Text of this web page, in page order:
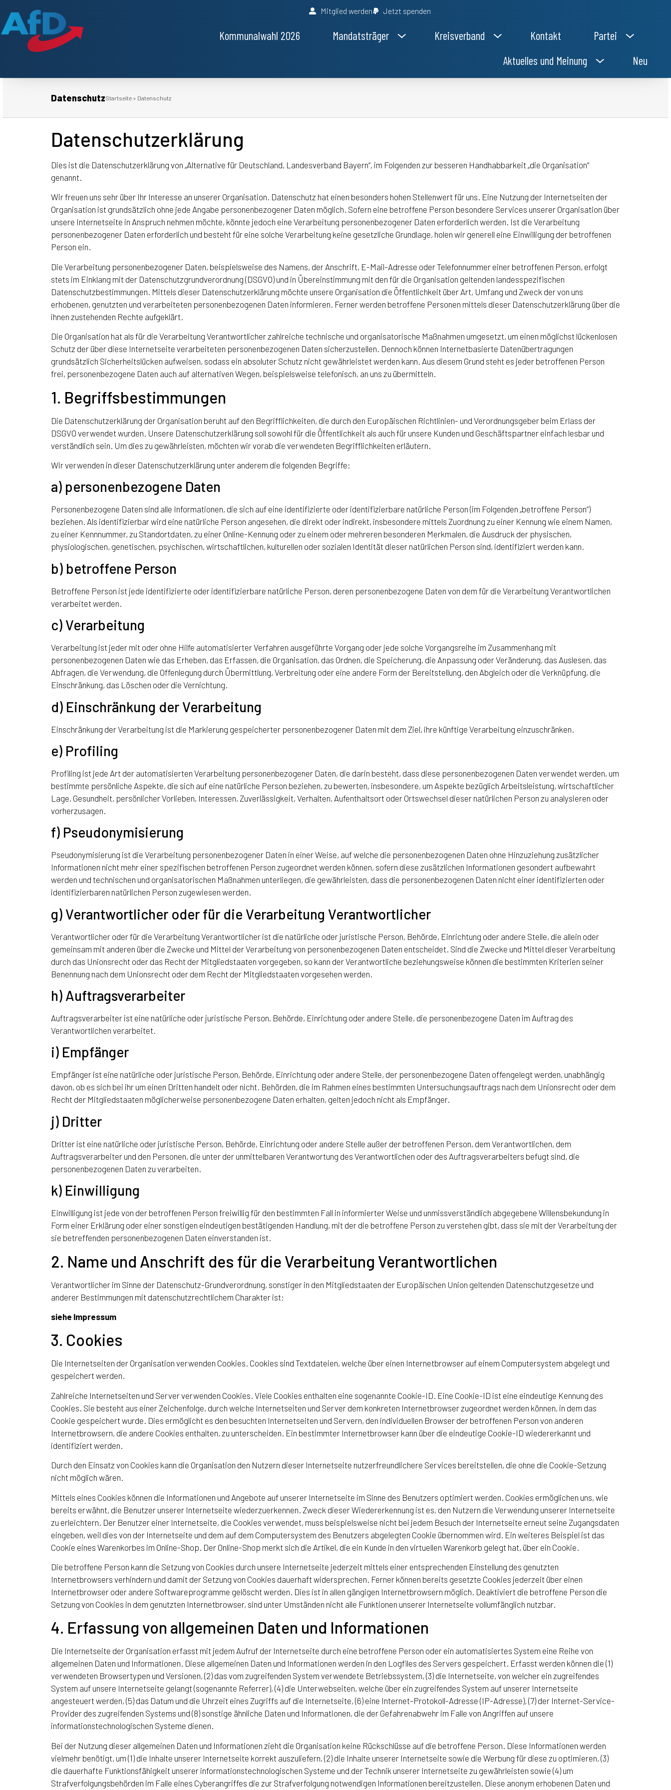
Mitglied werden Jetzt spenden
Kommunalwahl 2026 Mandatsträger Kreisverband Kontakt
Partei
Aktuelles und Meinung
Neu
DatenschutzStartseite » Datenschutz
Datenschutzerklärung
Dies ist die Datenschutzerklärung von „Alternative für Deutschland, Landesverband Bayern“, im Folgenden zur besseren Handhabbarkeit „die Organisation“
genannt.
Wir freuen uns sehr über Ihr Interesse an unserer Organisation. Datenschutz hat einen besonders hohen Stellenwert für uns. Eine Nutzung der Internetseiten der
Organisation ist grundsätzlich ohne jede Angabe personenbezogener Daten möglich. Sofern eine betroffene Person besondere Services unserer Organisation über
unsere Internetseite in Anspruch nehmen möchte, könnte jedoch eine Verarbeitung personenbezogener Daten erforderlich werden. Ist die Verarbeitung
personenbezogener Daten erforderlich und besteht für eine solche Verarbeitung keine gesetzliche Grundlage, holen wir generell eine Einwilligung der betroffenen
Person ein.
Die Verarbeitung personenbezogener Daten, beispielsweise des Namens, der Anschrift, E-Mail-Adresse oder Telefonnummer einer betroffenen Person, erfolgt
stets im Einklang mit der Datenschutzgrundverordnung (DSGVO) und in Übereinstimmung mit den für die Organisation geltenden landesspezifischen
Datenschutzbestimmungen. Mittels dieser Datenschutzerklärung möchte unsere Organisation die Öffentlichkeit über Art, Umfang und Zweck der von uns
erhobenen, genutzten und verarbeiteten personenbezogenen Daten informieren. Ferner werden betroffene Personen mittels dieser Datenschutzerklärung über die
ihnen zustehenden Rechte aufgeklärt.
Die Organisation hat als für die Verarbeitung Verantwortlicher zahlreiche technische und organisatorische Maßnahmen umgesetzt, um einen möglichst lückenlosen
Schutz der über diese Internetseite verarbeiteten personenbezogenen Daten sicherzustellen. Dennoch können Internetbasierte Datenübertragungen
grundsätzlich Sicherheitslücken aufweisen, sodass ein absoluter Schutz nicht gewährleistet werden kann. Aus diesem Grund steht es jeder betroffenen Person
frei, personenbezogene Daten auch auf alternativen Wegen, beispielsweise telefonisch, an uns zu übermitteln.
1. Begriffsbestimmungen
Die Datenschutzerklärung der Organisation beruht auf den Begrifflichkeiten, die durch den Europäischen Richtlinien- und Verordnungsgeber beim Erlass der
DSGVO verwendet wurden. Unsere Datenschutzerklärung soll sowohl für die Öffentlichkeit als auch für unsere Kunden und Geschäftspartner einfach lesbar und
verständlich sein. Um dies zu gewährleisten, möchten wir vorab die verwendeten Begrifflichkeiten erläutern.
Wir verwenden in dieser Datenschutzerklärung unter anderem die folgenden Begriffe:
a) personenbezogene Daten
Personenbezogene Daten sind alle Informationen, die sich auf eine identifizierte oder identifizierbare natürliche Person (im Folgenden „betroffene Person“)
beziehen. Als identifizierbar wird eine natürliche Person angesehen, die direkt oder indirekt, insbesondere mittels Zuordnung zu einer Kennung wie einem Namen,
zu einer Kennnummer, zu Standortdaten, zu einer Online-Kennung oder zu einem oder mehreren besonderen Merkmalen, die Ausdruck der physischen,
physiologischen, genetischen, psychischen, wirtschaftlichen, kulturellen oder sozialen Identität dieser natürlichen Person sind, identifiziert werden kann.
b) betroffene Person
Betroffene Person ist jede identifizierte oder identifizierbare natürliche Person, deren personenbezogene Daten von dem für die Verarbeitung Verantwortlichen
verarbeitet werden.
c) Verarbeitung
Verarbeitung ist jeder mit oder ohne Hilfe automatisierter Verfahren ausgeführte Vorgang oder jede solche Vorgangsreihe im Zusammenhang mit
personenbezogenen Daten wie das Erheben, das Erfassen, die Organisation, das Ordnen, die Speicherung, die Anpassung oder Veränderung, das Auslesen, das
Abfragen, die Verwendung, die Offenlegung durch Übermittlung, Verbreitung oder eine andere Form der Bereitstellung, den Abgleich oder die Verknüpfung, die
Einschränkung, das Löschen oder die Vernichtung.
d) Einschränkung der Verarbeitung
Einschränkung der Verarbeitung ist die Markierung gespeicherter personenbezogener Daten mit dem Ziel, ihre künftige Verarbeitung einzuschränken.
e) Profiling
Profiling ist jede Art der automatisierten Verarbeitung personenbezogener Daten, die darin besteht, dass diese personenbezogenen Daten verwendet werden, um
bestimmte persönliche Aspekte, die sich auf eine natürliche Person beziehen, zu bewerten, insbesondere, um Aspekte bezüglich Arbeitsleistung, wirtschaftlicher
Lage, Gesundheit, persönlicher Vorlieben, Interessen, Zuverlässigkeit, Verhalten, Aufenthaltsort oder Ortswechsel dieser natürlichen Person zu analysieren oder
vorherzusagen.
f) Pseudonymisierung
Pseudonymisierung ist die Verarbeitung personenbezogener Daten in einer Weise, auf welche die personenbezogenen Daten ohne Hinzuziehung zusätzlicher
Informationen nicht mehr einer spezifischen betroffenen Person zugeordnet werden können, sofern diese zusätzlichen Informationen gesondert aufbewahrt
werden und technischen und organisatorischen Maßnahmen unterliegen, die gewährleisten, dass die personenbezogenen Daten nicht einer identifizierten oder
identifizierbaren natürlichen Person zugewiesen werden.
g) Verantwortlicher oder für die Verarbeitung Verantwortlicher
Verantwortlicher oder für die Verarbeitung Verantwortlicher ist die natürliche oder juristische Person, Behörde, Einrichtung oder andere Stelle, die allein oder
gemeinsam mit anderen über die Zwecke und Mittel der Verarbeitung von personenbezogenen Daten entscheidet. Sind die Zwecke und Mittel dieser Verarbeitung
durch das Unionsrecht oder das Recht der Mitgliedstaaten vorgegeben, so kann der Verantwortliche beziehungsweise können die bestimmten Kriterien seiner
Benennung nach dem Unionsrecht oder dem Recht der Mitgliedstaaten vorgesehen werden.
h) Auftragsverarbeiter
Auftragsverarbeiter ist eine natürliche oder juristische Person, Behörde, Einrichtung oder andere Stelle, die personenbezogene Daten im Auftrag des
Verantwortlichen verarbeitet.
i) Empfänger
Empfänger ist eine natürliche oder juristische Person, Behörde, Einrichtung oder andere Stelle, der personenbezogene Daten offengelegt werden, unabhängig
davon, ob es sich bei ihr um einen Dritten handelt oder nicht. Behörden, die im Rahmen eines bestimmten Untersuchungsauftrags nach dem Unionsrecht oder dem
Recht der Mitgliedstaaten möglicherweise personenbezogene Daten erhalten, gelten jedoch nicht als Empfänger.
j) Dritter
Dritter ist eine natürliche oder juristische Person, Behörde, Einrichtung oder andere Stelle außer der betroffenen Person, dem Verantwortlichen, dem
Auftragsverarbeiter und den Personen, die unter der unmittelbaren Verantwortung des Verantwortlichen oder des Auftragsverarbeiters befugt sind, die
personenbezogenen Daten zu verarbeiten.
k) Einwilligung
Einwilligung ist jede von der betroffenen Person freiwillig für den bestimmten Fall in informierter Weise und unmissverständlich abgegebene Willensbekundung in
Form einer Erklärung oder einer sonstigen eindeutigen bestätigenden Handlung, mit der die betroffene Person zu verstehen gibt, dass sie mit der Verarbeitung der
sie betreffenden personenbezogenen Daten einverstanden ist.
2. Name und Anschrift des für die Verarbeitung Verantwortlichen
Verantwortlicher im Sinne der Datenschutz-Grundverordnung, sonstiger in den Mitgliedstaaten der Europäischen Union geltenden Datenschutzgesetze und
anderer Bestimmungen mit datenschutzrechtlichem Charakter ist:
siehe Impressum
3. Cookies
Die Internetseiten der Organisation verwenden Cookies. Cookies sind Textdateien, welche über einen Internetbrowser auf einem Computersystem abgelegt und
gespeichert werden.
Zahlreiche Internetseiten und Server verwenden Cookies. Viele Cookies enthalten eine sogenannte Cookie-ID. Eine Cookie-ID ist eine eindeutige Kennung des
Cookies. Sie besteht aus einer Zeichenfolge, durch welche Internetseiten und Server dem konkreten Internetbrowser zugeordnet werden können, in dem das
Cookie gespeichert wurde. Dies ermöglicht es den besuchten Internetseiten und Servern, den individuellen Browser der betroffenen Person von anderen
Internetbrowsern, die andere Cookies enthalten, zu unterscheiden. Ein bestimmter Internetbrowser kann über die eindeutige Cookie-ID wiedererkannt und
identifiziert werden.
Durch den Einsatz von Cookies kann die Organisation den Nutzern dieser Internetseite nutzerfreundlichere Services bereitstellen, die ohne die Cookie-Setzung
nicht möglich wären.
Mittels eines Cookies können die Informationen und Angebote auf unserer Internetseite im Sinne des Benutzers optimiert werden. Cookies ermöglichen uns, wie
bereits erwähnt, die Benutzer unserer Internetseite wiederzuerkennen. Zweck dieser Wiedererkennung ist es, den Nutzern die Verwendung unserer Internetseite
zu erleichtern. Der Benutzer einer Internetseite, die Cookies verwendet, muss beispielsweise nicht bei jedem Besuch der Internetseite erneut seine Zugangsdaten
eingeben, weil dies von der Internetseite und dem auf dem Computersystem des Benutzers abgelegten Cookie übernommen wird. Ein weiteres Beispiel ist das
Cookie eines Warenkorbes im Online-Shop. Der Online-Shop merkt sich die Artikel, die ein Kunde in den virtuellen Warenkorb gelegt hat, über ein Cookie.
Die betroffene Person kann die Setzung von Cookies durch unsere Internetseite jederzeit mittels einer entsprechenden Einstellung des genutzten
Internetbrowsers verhindern und damit der Setzung von Cookies dauerhaft widersprechen. Ferner können bereits gesetzte Cookies jederzeit über einen
Internetbrowser oder andere Softwareprogramme gelöscht werden. Dies ist in allen gängigen Internetbrowsern möglich. Deaktiviert die betroffene Person die
Setzung von Cookies in dem genutzten Internetbrowser, sind unter Umständen nicht alle Funktionen unserer Internetseite vollumfänglich nutzbar.
4. Erfassung von allgemeinen Daten und Informationen
Die Internetseite der Organisation erfasst mit jedem Aufruf der Internetseite durch eine betroffene Person oder ein automatisiertes System eine Reihe von
allgemeinen Daten und Informationen. Diese allgemeinen Daten und Informationen werden in den Logfiles des Servers gespeichert. Erfasst werden können die (1)
verwendeten Browsertypen und Versionen, (2) das vom zugreifenden System verwendete Betriebssystem, (3) die Internetseite, von welcher ein zugreifendes
System auf unsere Internetseite gelangt (sogenannte Referrer), (4) die Unterwebseiten, welche über ein zugreifendes System auf unserer Internetseite
angesteuert werden, (5) das Datum und die Uhrzeit eines Zugriffs auf die Internetseite, (6) eine Internet-Protokoll-Adresse (IP-Adresse), (7) der Internet-Service-
Provider des zugreifenden Systems und (8) sonstige ähnliche Daten und Informationen, die der Gefahrenabwehr im Falle von Angriffen auf unsere
informationstechnologischen Systeme dienen.
Bei der Nutzung dieser allgemeinen Daten und Informationen zieht die Organisation keine Rückschlüsse auf die betroffene Person. Diese Informationen werden
vielmehr benötigt, um (1) die Inhalte unserer Internetseite korrekt auszuliefern, (2) die Inhalte unserer Internetseite sowie die Werbung für diese zu optimieren, (3)
die dauerhafte Funktionsfähigkeit unserer informationstechnologischen Systeme und der Technik unserer Internetseite zu gewährleisten sowie (4) um
Strafverfolgungsbehörden im Falle eines Cyberangriffes die zur Strafverfolgung notwendigen Informationen bereitzustellen. Diese anonym erhobenen Daten und